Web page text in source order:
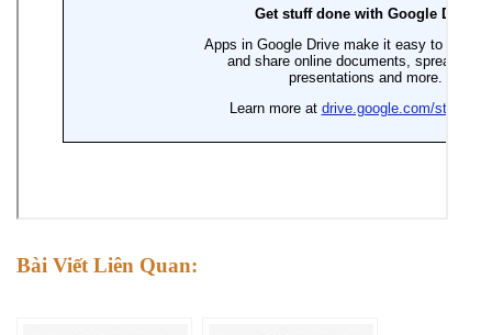
Bài Viết Liên Quan: